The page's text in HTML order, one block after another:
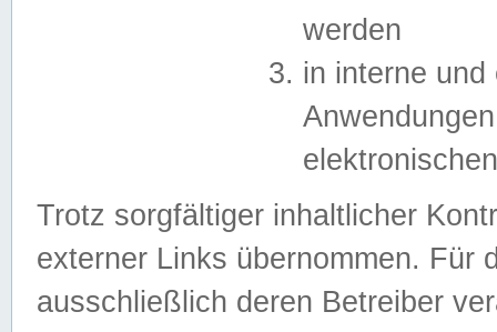
werden
in interne
Trotz sorgfältiger inhaltlicher
externer Links übernommen. Für
ausschließlich deren Betreiber